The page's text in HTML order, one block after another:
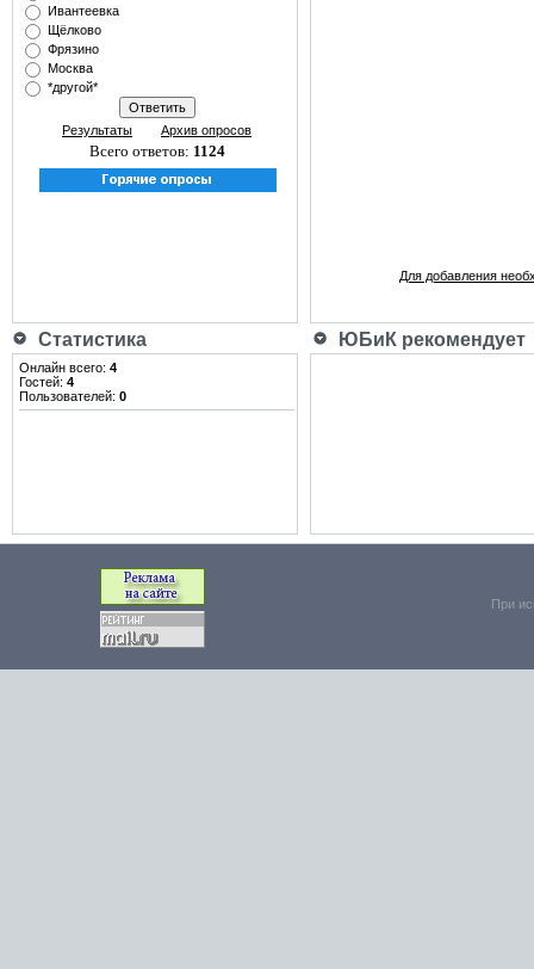
Ивантеевка
Щёлково
Фрязино
Москва
*другой*
Результаты Архив опросов
Всего ответов: 1124
Для добавления
Статистика ЮБиК рекомендует
Онлайн всего: 4
Гостей: 4
Пользователей: 0
При